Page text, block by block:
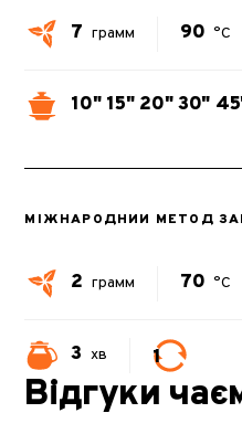
7 грамм 90 °C
10" 15" 20" 30"
МІЖНАРОДНИЙ МЕТОД
2 грамм 70 °C
3 хв 1
Відгуки